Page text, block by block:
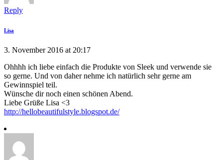
Reply
Lisa
3. November 2016 at 20:17
Ohhhh ich liebe einfach die Produkte von Sleek und verwende sie
so gerne. Und von daher nehme ich natürlich sehr gerne am
Gewinnspiel teil.
Wünsche dir noch einen schönen Abend.
Liebe Grüße Lisa <3
http://hellobeautifulstyle.blogspot.de/